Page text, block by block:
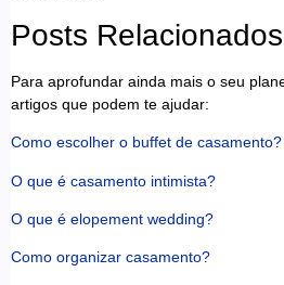
Posts Relacionados
Para aprofundar ainda mais o seu
artigos que podem te ajudar:
Como escolher o buffet de casamento?
O que é casamento intimista?
O que é elopement wedding?
Como organizar casamento?